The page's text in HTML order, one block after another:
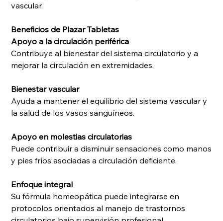
vascular.
Beneficios de Plazar Tabletas
Apoyo a la circulación periférica
Contribuye al bienestar del sistema circulatorio y a
mejorar la circulación en extremidades.
Bienestar vascular
Ayuda a mantener el equilibrio del sistema vascular y
la salud de los vasos sanguíneos.
Apoyo en molestias circulatorias
Puede contribuir a disminuir sensaciones como manos
y pies fríos asociadas a circulación deficiente.
Enfoque integral
Su fórmula homeopática puede integrarse en
protocolos orientados al manejo de trastornos